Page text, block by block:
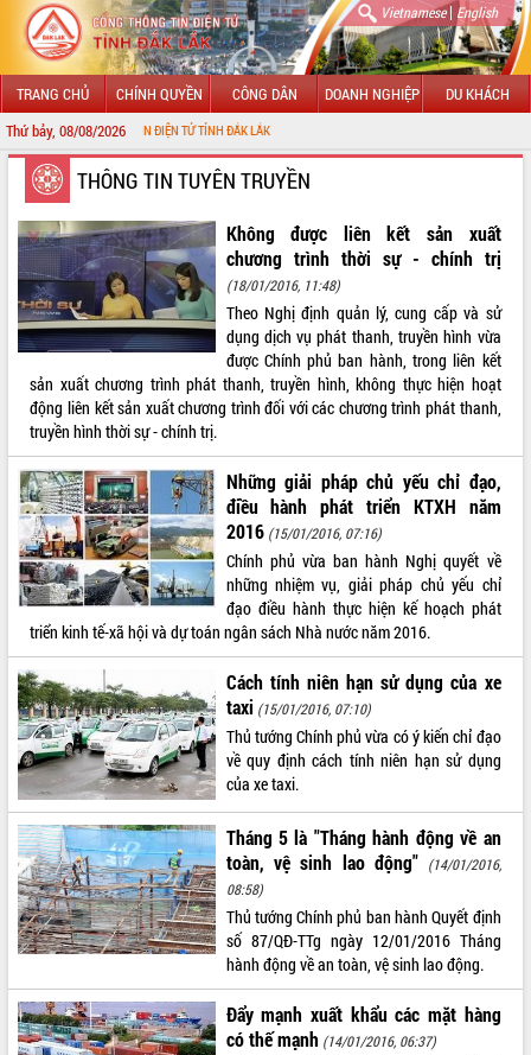
Vietnamese| English
TRANG CHỦ CHÍNH QUYỀN CÔNG DÂN DOANH NGHIỆP DU KHÁCH
Thứ bảy, 08/08/2026
THÔNG TIN ĐIỆN TỬ TỈNH ĐẮK LẮK
GIỚI THIỆU
LÃNH ĐẠO UBND TỈNH
TIN TỨC SỰ KIỆN
SỞ, BAN, NGÀNH
THÔNG TIN CHỈ ĐẠO ĐIỀU HÀNH
HỆ THỐNG VĂN BẢN
VĂN BẢN HĐND TỈNH
ĐIỂM TIN VĂN BẢN
QUY HOẠCH - KẾ HOẠCH
THÔNG TIN TUYÊN TRUYỀN
Không được liên kết sản xuất
chương trình thời sự - chính trị
(18/01/2016, 11:48)
Theo Nghị định quản lý, cung cấp và sử
dụng dịch vụ phát thanh, truyền hình vừa
được Chính phủ ban hành, trong liên kết
sản xuất chương trình phát thanh, truyền hình, không thực hiện hoạt
động liên kết sản xuất chương trình đối với các chương trình phát thanh,
truyền hình thời sự - chính trị.
Những giải pháp chủ yếu chỉ đạo,
điều hành phát triển KTXH năm
2016 (15/01/2016, 07:16)
Chính phủ vừa ban hành Nghị quyết về
những nhiệm vụ, giải pháp chủ yếu chỉ
đạo điều hành thực hiện kế hoạch phát
triển kinh tế-xã hội và dự toán ngân sách Nhà nước năm 2016.
Cách tính niên hạn sử dụng của xe
taxi (15/01/2016, 07:10)
Thủ tướng Chính phủ vừa có ý kiến chỉ đạo
về quy định cách tính niên hạn sử dụng
của xe taxi.
Tháng 5 là "Tháng hành động về an
toàn, vệ sinh lao động" (14/01/2016,
08:58)
Thủ tướng Chính phủ ban hành Quyết định
số 87/QĐ-TTg ngày 12/01/2016 Tháng
hành động về an toàn, vệ sinh lao động.
Đẩy mạnh xuất khẩu các mặt hàng
có thế mạnh (14/01/2016, 06:37)